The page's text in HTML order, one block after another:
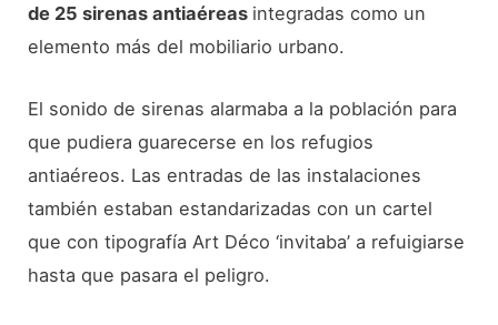
de 25 sirenas antiaéreas integradas como un
elemento más del mobiliario urbano.
El sonido de sirenas alarmaba a la población para
que pudiera guarecerse en los refugios
antiaéreos. Las entradas de las instalaciones
también estaban estandarizadas con un cartel
que con tipografía Art Déco ‘invitaba’ a refuigiarse
hasta que pasara el peligro.